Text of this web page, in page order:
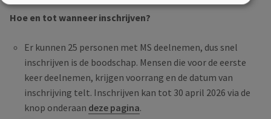
Hoe en tot wanneer inschrijven?
Er kunnen 25 personen met MS deelnemen, dus snel
inschrijven is de boodschap. Mensen die voor de eerste
keer deelnemen, krijgen voorrang en de datum van
inschrijving telt. Inschrijven kan tot 30 april 2026 via de
knop onderaan deze pagina.